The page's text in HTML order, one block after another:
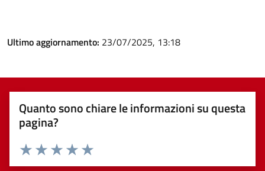
Ultimo aggiornamento: 23/07/2025, 13:18
Quanto sono chiare le informazioni su questa
pagina?
Valuta 5 stelle su 5
Valuta 4 stelle su 5
Valuta 3 stelle su 5
Valuta 2 stelle su 5
Valuta 1 stelle su 5